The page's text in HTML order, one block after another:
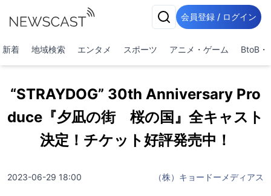
会員登録 / ログイン
新着 地域検索 エンタメ スポーツ アニメ・ゲーム BtoB・
“STRAYDOG” 30th Anniversary Pro
duce『夕凪の街 桜の国』全キャスト
決定！チケット好評発売中！
2023-06-29 18:00 （株）キョードーメディアス